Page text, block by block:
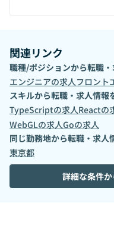
ンライン ホワイトボー
プラットフォーム「
イピングツール「Prott」 ■多様性あふれる環境 Goodpatch
にはさまざまなバックグ
います。 国籍も様々で
外出身のデザイナーやエ
れまでの経験、専門領域
クトに関する議論では国
プロダクトをもっと良く
求められます。 そのた
くすることができ、プ
につながっています。 2020年2月よりリモートワークを全社
で開始。現在はリモー
関連リンク
職種/ポジションから転職
エンジニアの求人フロント
スキルから転職・求人情報
TypeScriptの求人Reactの
WebGLの求人Goの求人
同じ勤務地から転職・求人
東京都
詳細な条件